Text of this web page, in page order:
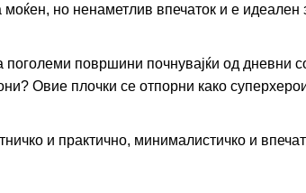
но ненаметлив впечаток и е идеален
површини почнувајќи од дневни
Овие плочки се отпорни како
и практично, минималистичко и